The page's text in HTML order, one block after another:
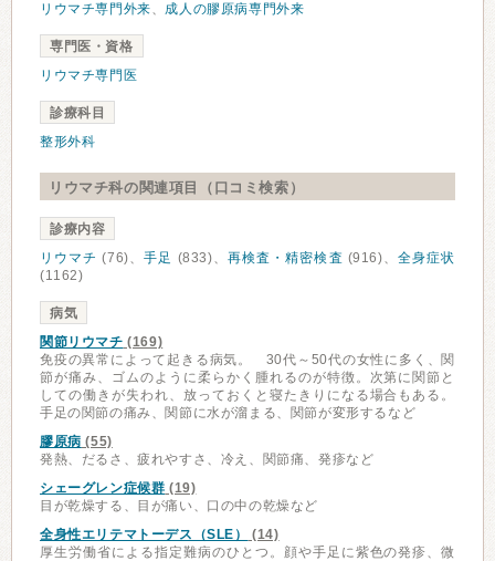
リウマチ専門外来、 成人の膠原病専門外来
専門医・資格
リウマチ専門医
診療科目
整形外科
リウマチ科の関連項目（口コミ検索）
診療内容
リウマチ (76)、手足 (833)、再検査・精密検査 (916)、全身症状
(1162)
病気
関節リウマチ (169)
免疫の異常によって起きる病気。 30代～50代の女性に多く、関
節が痛み、ゴムのように柔らかく腫れるのが特徴。次第に関節と
しての働きが失われ、放っておくと寝たきりになる場合もある。
手足の関節の痛み、関節に水が溜まる、関節が変形するなど
膠原病 (55)
発熱、だるさ、疲れやすさ、冷え、関節痛、発疹など
シェーグレン症候群 (19)
目が乾燥する、目が痛い、口の中の乾燥など
全身性エリテマトーデス（SLE）
(14)
厚生労働省による指定難病のひとつ。顔や手足に紫色の発疹、微